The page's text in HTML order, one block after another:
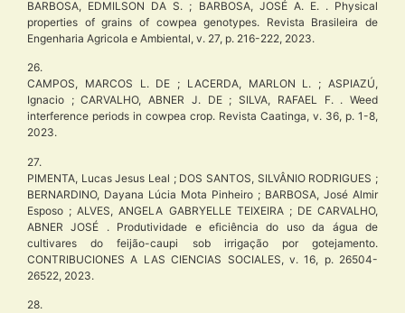
BARBOSA, EDMILSON DA S. ; BARBOSA, JOSÉ A. E. . Physical
properties of grains of cowpea genotypes. Revista Brasileira de
Engenharia Agricola e Ambiental, v. 27, p. 216-222, 2023.
26.
CAMPOS, MARCOS L. DE ; LACERDA, MARLON L. ; ASPIAZÚ,
Ignacio ; CARVALHO, ABNER J. DE ; SILVA, RAFAEL F. . Weed
interference periods in cowpea crop. Revista Caatinga, v. 36, p. 1-8,
2023.
27.
PIMENTA, Lucas Jesus Leal ; DOS SANTOS, SILVÂNIO RODRIGUES ;
BERNARDINO, Dayana Lúcia Mota Pinheiro ; BARBOSA, José Almir
Esposo ; ALVES, ANGELA GABRYELLE TEIXEIRA ; DE CARVALHO,
ABNER JOSÉ . Produtividade e eficiência do uso da água de
cultivares do feijão-caupi sob irrigação por gotejamento.
CONTRIBUCIONES A LAS CIENCIAS SOCIALES, v. 16, p. 26504-
26522, 2023.
28.